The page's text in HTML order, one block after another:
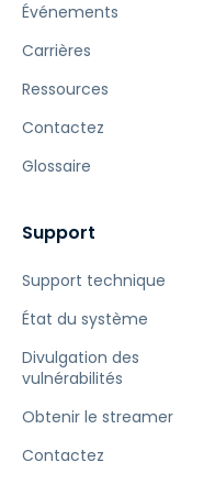
Événements
Carrières
Ressources
Contactez
Glossaire
Support
Support technique
État du système
Divulgation des
vulnérabilités
Obtenir le streamer
Contactez